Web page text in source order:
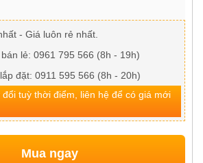
- Giá luôn rẻ nhất.
lẻ: 0961 795 566 (8h - 19h)
đặt: 0911 595 566 (8h - 20h)
tuỳ thời điểm, liên hệ để có giá mới
Mua ngay